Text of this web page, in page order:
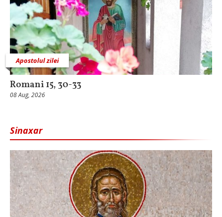
Apostolul zilei
Romani 15, 30-33
08 Aug, 2026
Sinaxar